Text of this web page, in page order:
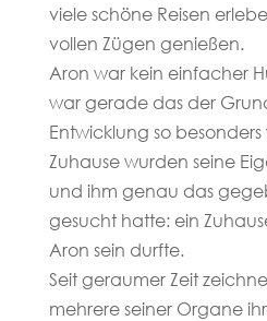
viele schöne Reisen
vollen Zügen genießen.
Aron war kein einfacher
war gerade das der
Entwicklung so
Zuhause wurden seine
und ihm genau das
gesucht hatte: ein
Aron sein durfte.
Seit geraumer Zeit
mehrere seiner Organe